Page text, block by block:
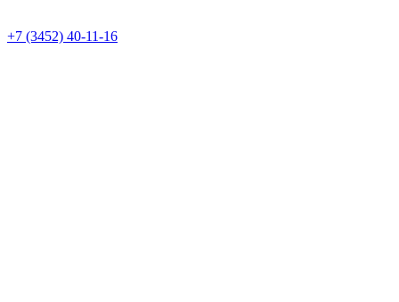
+7 (3452) 40-11-16